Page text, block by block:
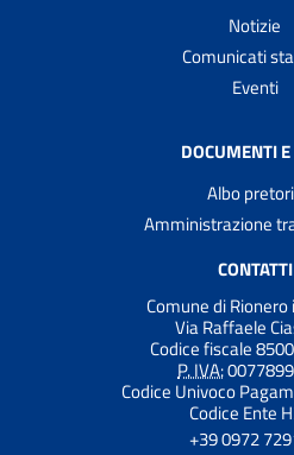
Notizie
Comunicati
Eventi
DOCUMENTI
Albo
Amministrazione
CONTATTI
Comune di
Via Raffaele
Codice fiscale
P. IVA:
Codice Univoco
Codice Ente
+39 0972